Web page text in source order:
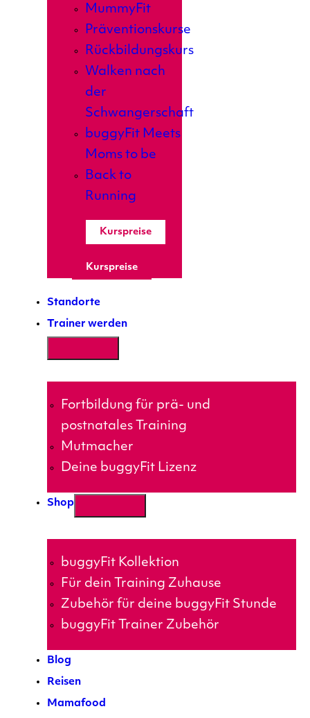
MummyFit
Präventionskurse
Rückbildungskurs
Walken nach
der
Schwangerschaft
buggyFit Meets
Moms to be
Back to
Running
Kurspreise
Kurspreise
Standorte
Trainer werden
Fortbildung für prä- und
postnatales Training
Mutmacher
Deine buggyFit Lizenz
Shop
buggyFit Kollektion
Für dein Training Zuhause
Zubehör für deine buggyFit Stunde
buggyFit Trainer Zubehör
Blog
Reisen
Mamafood